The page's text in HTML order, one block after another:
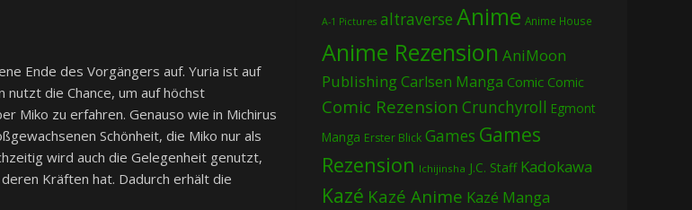
Ende des Vorgängers auf. Yuria ist auf
die Chance, um auf höchst
Miko zu erfahren. Genauso wie in Michirus
Schönheit, die Miko nur als
wird auch die Gelegenheit genutzt,
Kräften hat. Dadurch erhält die
A-1 Pictures altraverse Anime Anime House
Anime Rezension AniMoon
PublishingCarlsen Manga Comic Comic
Comic Rezension Crunchyroll Egmont
Manga Erster Blick Games Games
Rezension Ichijinsha J.C. Staff Kadokawa
Kazé Kazé Anime Kazé Manga